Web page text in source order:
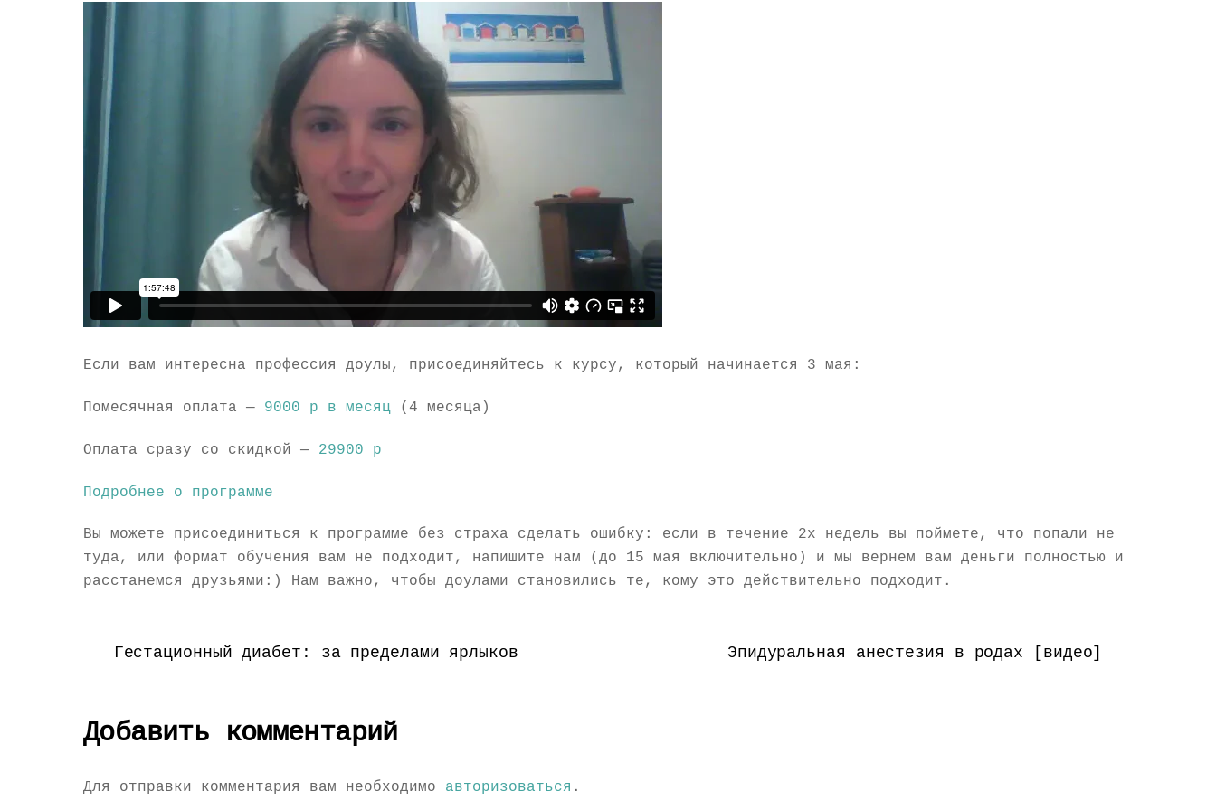
Если вам интересна профессия доулы, присоединяйтесь к курсу, который начинается 3 мая:
Помесячная оплата — 9000 р в месяц (4 месяца)
Оплата сразу со скидкой — 29900 р
Подробнее о программе
Вы можете присоединиться к программе без страха сделать ошибку: если в течение 2х недель вы поймете, что попали не
туда, или формат обучения вам не подходит, напишите нам (до 15 мая включительно) и мы вернем вам деньги полностью и
расстанемся друзьями:) Нам важно, чтобы доулами становились те, кому это действительно подходит.
Гестационный диабет: за пределами ярлыков Эпидуральная анестезия в родах [видео]
Добавить комментарий
Для отправки комментария вам необходимо авторизоваться .